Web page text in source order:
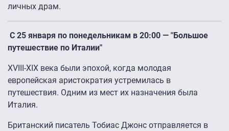
личных драм.
C 25 января по понедельникам в 20:00 — "Большое
путешествие по Италии"
XVIII-XIX века были эпохой, когда молодая
европейская аристократия устремилась в
путешествия. Одним из мест их назначения была
Италия.
Британский писатель Тобиас Джонс отправляется в